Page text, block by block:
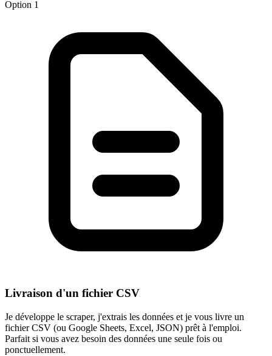
Option 1
Livraison d'un fichier CSV
Je développe le scraper, j'extrais les données et je vous livre un
fichier CSV (ou Google Sheets, Excel, JSON) prêt à l'emploi.
Parfait si vous avez besoin des données une seule fois ou
ponctuellement.